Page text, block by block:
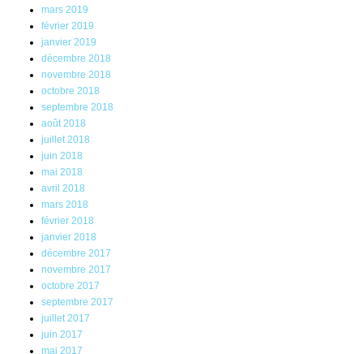
mars 2019
février 2019
janvier 2019
décembre 2018
novembre 2018
octobre 2018
septembre 2018
août 2018
juillet 2018
juin 2018
mai 2018
avril 2018
mars 2018
février 2018
janvier 2018
décembre 2017
novembre 2017
octobre 2017
septembre 2017
juillet 2017
juin 2017
mai 2017